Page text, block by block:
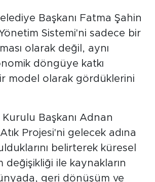
Başkanı Fatma Şahin
Sistemi'ni sadece bir
olarak değil, aynı
döngüye katkı
model olarak gördüklerini
Kurulu Başkanı Adnan
Projesi'ni gelecek adına
belirterek küresel
değişikliği ile kaynakların
geri dönüşüm ve